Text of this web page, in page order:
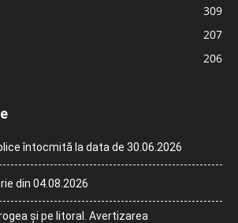
309
207
206
întocmită la data de 30.06.2026
din 04.08.2026
și pe litoral. Avertizarea